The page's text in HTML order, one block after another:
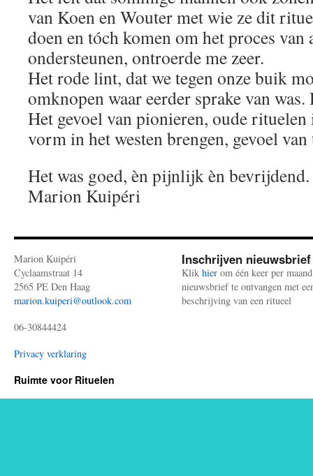
van Koen en Wouter met wie ze dit
doen en tóch komen om het proces van
ondersteunen, ontroerde me zeer.
Het rode lint, dat we tegen onze buik
omknopen waar eerder sprake van
Het gevoel van pionieren, oude rituelen
vorm in het westen brengen, gevoel
Het was goed, èn pijnlijk èn bevrijdend.
Marion Kuipéri
Marion Kuipéri
Cyclaamstraat 14
2565 PE Den Haag
marion.kuiperi@outlook.com
06-30844424
Privacy verklaring
Inschrijven nieuwsbrief
Klik hier om één keer per
nieuwsbrief te ontvangen met
beschrijving van een ritueel
Ruimte voor Rituelen